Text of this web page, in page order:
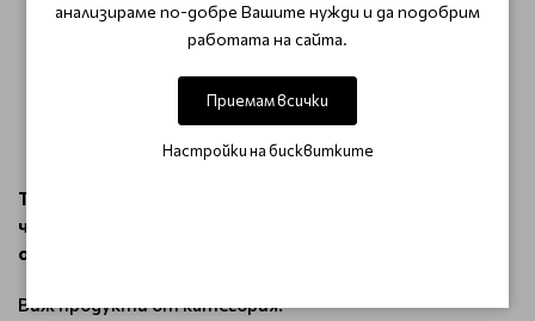
Нанесете малко количество от Purito Wonder
Releaf Centella Cream Unscented Mini върху чисто
Масажирайте внимателно, като започнете от
центъра на лицето и разнесете към краищата.
Използвайте ежедневно за оптимални резултати.
Този крем е идеален за ежедневна грижа за
чувствителна и склонна към зачервяване кожа,
осигурявайки дълготрайна хидратация и комфорт.
Виж продукти от категория:
анализираме по-добре Вашите нужди и да подобрим
работата на сайта.
Приемам всички
Настройки на бисквитките